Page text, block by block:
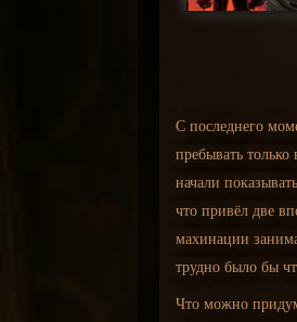
С последнего
пребывать
начали
что привёл две
махинации
трудно было бы
Что можно